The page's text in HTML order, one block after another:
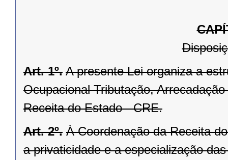
Art. 1º. A presente Lei organiza a
Ocupacional Tributação,
Receita do Estado - CRE.
Art. 2º. À Coordenação da Receita
a privaticidade e a especialização